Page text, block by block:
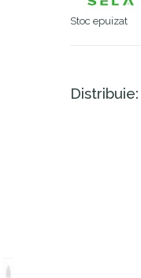
Stoc epuizat
Distribuie: